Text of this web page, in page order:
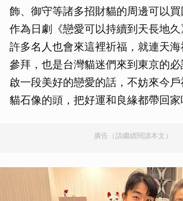
飾、御守等諸多招財貓的周邊可以
作為日劇《戀愛可以持續到天長地久
許多名人也會來這裡祈福，就連天
參拜，也是台灣貓迷們來到東京的
啟一段美好的戀愛的話，不妨來今
貓石像的頭，把好運和良緣都帶回家
廣告（請繼續閱讀本文）